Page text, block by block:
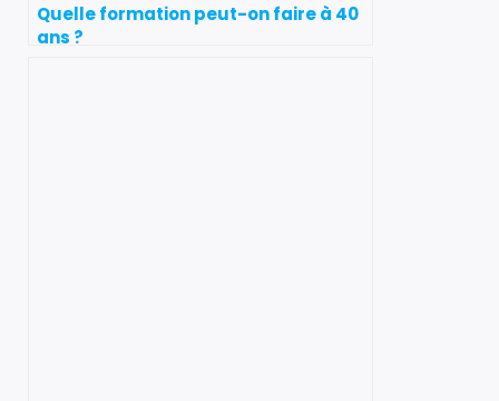
Quelle formation peut-on faire à 40
ans ?